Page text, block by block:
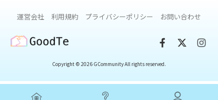
【前編】https://youtu.be/n4G0kP_lDq4
IBDと腸内環境、便通コントロール」
https://youtu.be/2y2JEDDAG2I?
si=dUq5GtkqI5fXYd2G
運営会社 利用規約 プライバシーポリシー お問い合わせ
GoodTe
Copyright © 2026 GCommunity All rights reserved.